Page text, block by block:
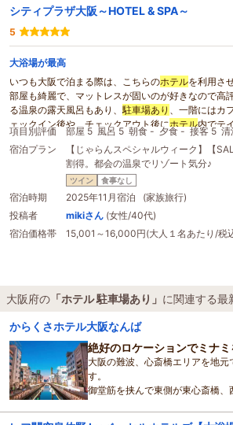
シティプラザ大阪～HOTEL & SPA～
5
大浴場が最高
いつも大阪で泊まる際は、こちらのホテルを利用さ
部屋も綺麗で、マットレスが固いのが好きなので
る温泉の露天風呂もあり、 駐車場あり
、一階にはカ
ェックイン後や、チェックアウト後にホテル内でテ
しいです。
項目別評価 部屋 5 風呂 5 朝食 - 夕食 - 接客 5 清
宿泊プラン
【じゃらんスペシャルウィーク】【
割得。都会の温泉でリゾート気分♪
ツイン 食事なし
宿泊時期
2025年11月宿泊 (家族旅行)
投稿者
mikiさん (女性/40代)
宿泊価格帯
15,001～16,000円(大人１名あたり/税
大阪府の 「ホテル 駐車場あり」 に関連する最
からくさホテル大阪なんば
絶好のロケーションでミナミ
大阪の難波、心斎橋エリアを地元
す。
御堂筋を挟んで東側が東心斎橋、
すが、いわゆる繁華街の中心は